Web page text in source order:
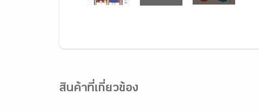
สินค้าที่เกี่ยวข้อง